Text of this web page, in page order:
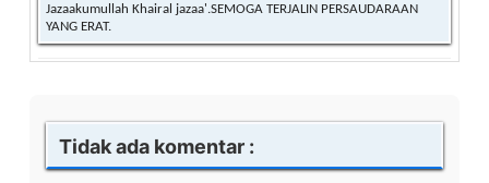
Jazaakumullah Khairal jazaa'.SEMOGA TERJALIN PERSAUDARAAN
YANG ERAT.
Tidak ada komentar :